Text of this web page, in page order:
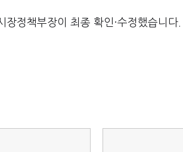
정책부장이 최종 확인·수정했습니다.